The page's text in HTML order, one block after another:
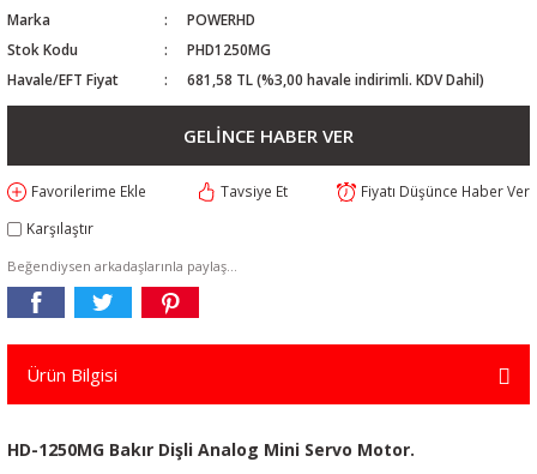
Marka
POWERHD
Stok Kodu
PHD1250MG
Havale/EFT Fiyat
681,58 TL (%3,00 havale indirimli. KDV Dahil)
GELİNCE HABER VER
Tavsiye Et
Fiyatı Düşünce Haber Ver
Karşılaştır
Beğendiysen arkadaşlarınla paylaş...
Ürün Bilgisi
HD-1250MG Bakır Dişli Analog Mini Servo Motor.